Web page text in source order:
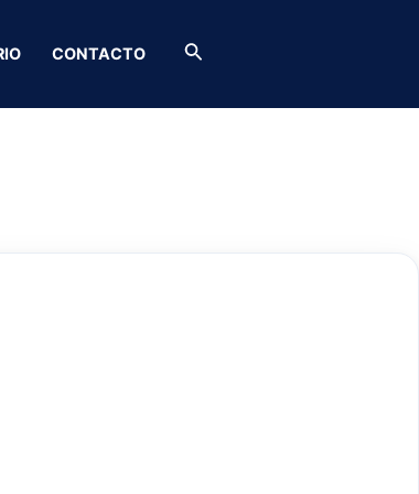
CONTACTO Buscar